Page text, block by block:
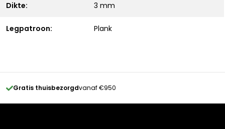
Dikte: 3 mm
Legpatroon: Plank
Gratis thuisbezorgdvanaf €950